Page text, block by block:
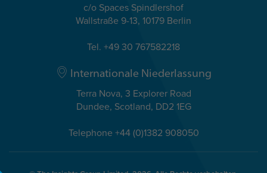
c/o Spaces Spindlershof
Wallstraße 9-13, 10179 Berlin
Tel. +49 30 767582218
Internationale Niederlassung
Terra Nova, 3 Explorer Road
Dundee, Scotland, DD2 1EG
Telephone +44 (0)1382 908050